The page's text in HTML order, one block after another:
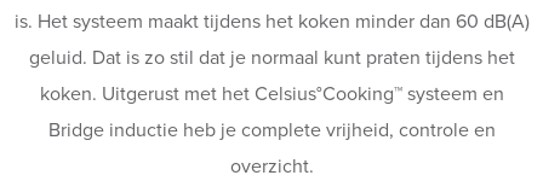
is. Het systeem maakt tijdens het koken minder dan 60 dB(A)
geluid. Dat is zo stil dat je normaal kunt praten tijdens het
koken. Uitgerust met het Celsius°Cooking™ systeem en
Bridge inductie heb je complete vrijheid, controle en
overzicht.